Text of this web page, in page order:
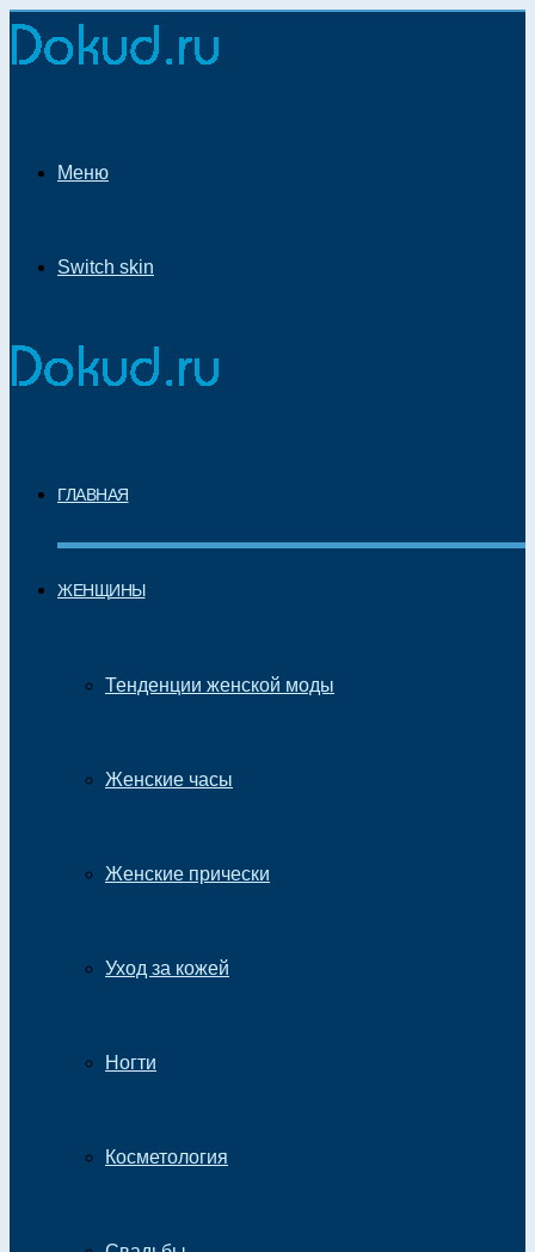
Меню
Switch skin
ГЛАВНАЯ
ЖЕНЩИНЫ
Тенденции женской моды
Женские часы
Женские прически
Уход за кожей
Ногти
Косметология